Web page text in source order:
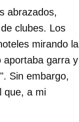
abrazados,
clubes. Los
mirando la
aportaba garra y
Sin embargo,
que, a mi